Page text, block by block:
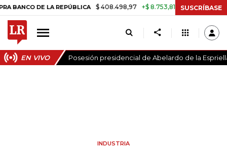
DE LA REPÚBLICA $ 408.498,97 +$ 8.753,81 +2,19% TASA DE
SUSCRÍBASE
EN VIVO Posesión presidencial de Abelardo de la
INDUSTRIA